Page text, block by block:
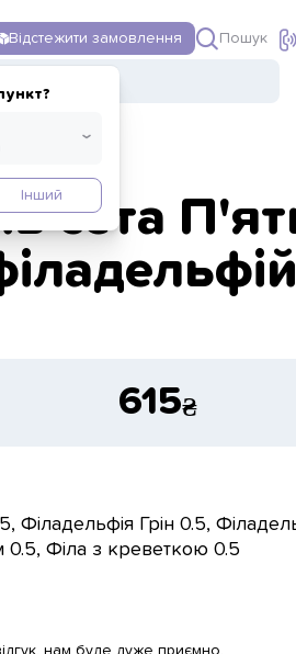
Інший
Відстежити замовлення Пошук
сета
615
Філадельфія Грін 0.5,
0.5, Філа з креветкою 0.5
нам буде дуже приємно.